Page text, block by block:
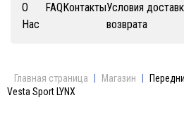
О
Нас
FAQКонтактыУсловия
возврата
Главная страница Магазин
Vesta Sport LYNX